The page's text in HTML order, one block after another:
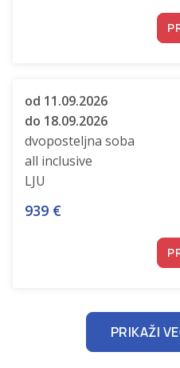
od 11.09.2026
do 18.09.2026
dvoposteljna soba
all inclusive
LJU
939 €
PRIKAŽI